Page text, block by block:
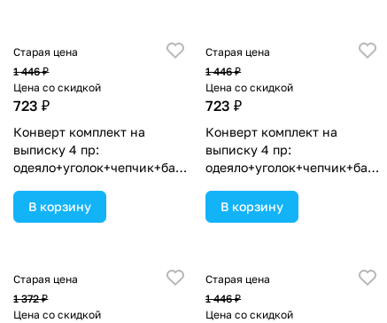
Старая цена
1 446 ₽
Цена со скидкой
723 ₽
Конверт комплект на
выписку 4 пр:
одеяло+уголок+чепчик+бант
ассортименте.
В корзину
Старая цена
1 446 ₽
Цена со скидкой
723 ₽
Конверт комплект на
выписку 4 пр:
одеяло+уголок+чепчик+бант
ассортименте.
В корзину
Старая цена
1 372 ₽
Цена со скидкой
Старая цена
1 446 ₽
Цена со скидкой